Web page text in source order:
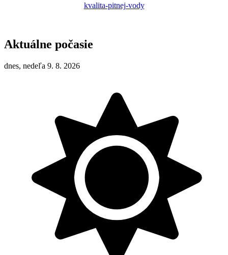
kvalita-pitnej-vody
Aktuálne počasie
dnes, nedeľa 9. 8. 2026